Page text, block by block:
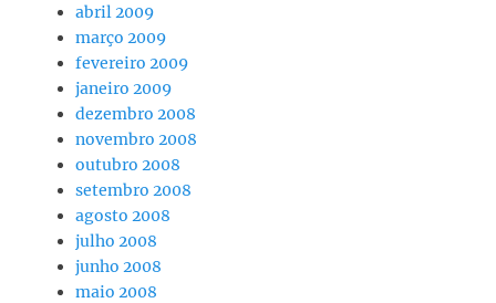
abril 2009
março 2009
fevereiro 2009
janeiro 2009
dezembro 2008
novembro 2008
outubro 2008
setembro 2008
agosto 2008
julho 2008
junho 2008
maio 2008